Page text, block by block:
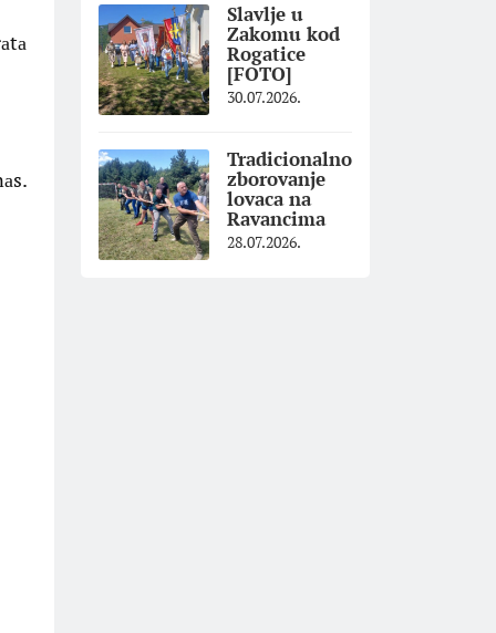
Slavlje u
Zakomu kod
Rogatice
[FOTO]
30.07.2026.
Tradicionalno
zborovanje
lovaca na
Ravancima
28.07.2026.